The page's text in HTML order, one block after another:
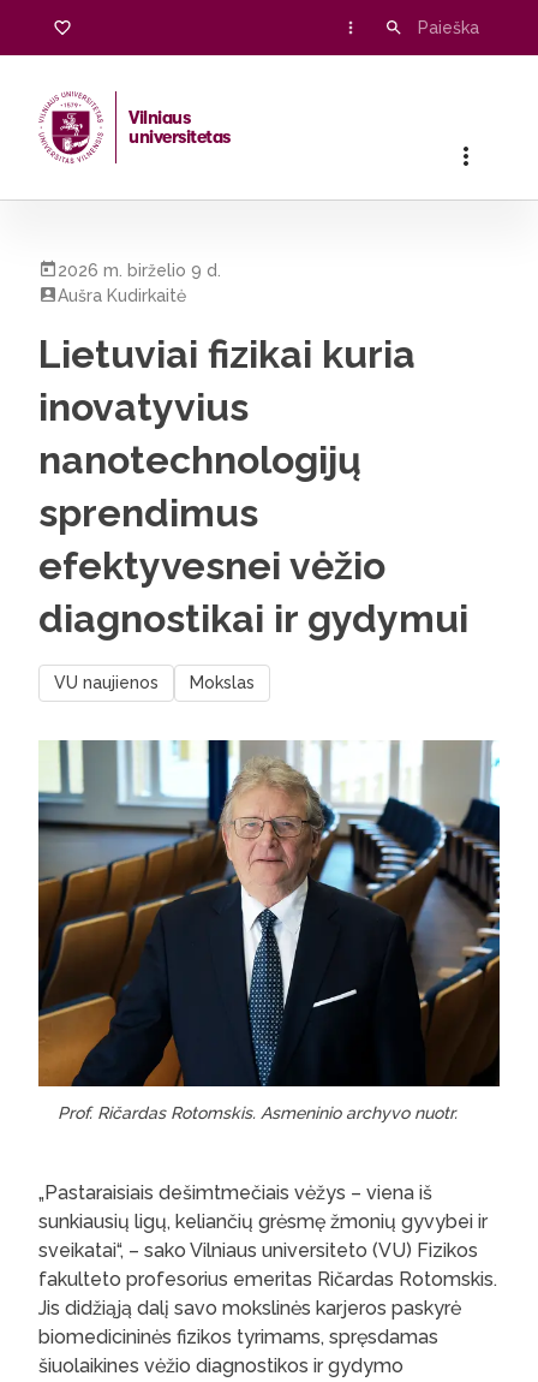
Vilniaus
universitetas
2026 m. birželio 9 d.
Aušra Kudirkaitė
Lietuviai fizikai kuria
inovatyvius
nanotechnologijų
sprendimus
efektyvesnei vėžio
diagnostikai ir gydymui
VU naujienos Mokslas
Prof. Ričardas Rotomskis. Asmeninio archyvo nuotr.
„Pastaraisiais dešimtmečiais vėžys – viena iš
sunkiausių ligų, keliančių grėsmę žmonių gyvybei ir
sveikatai“, – sako Vilniaus universiteto (VU) Fizikos
fakulteto profesorius emeritas Ričardas Rotomskis.
Jis didžiąją dalį savo mokslinės karjeros paskyrė
biomedicininės fizikos tyrimams, spręsdamas
šiuolaikines vėžio diagnostikos ir gydymo